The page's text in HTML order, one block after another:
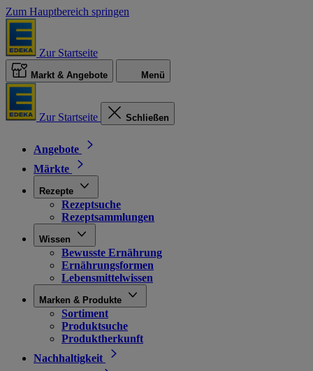
Zum Hauptbereich springen
Zur Startseite
Markt & Angebote Menü
Zur Startseite Schließen
Angebote
Märkte
Rezepte
Rezeptsuche
Rezeptsammlungen
Wissen
Bewusste Ernährung
Ernährungsformen
Lebensmittelwissen
Marken & Produkte
Sortiment
Produktsuche
Produktherkunft
Nachhaltigkeit